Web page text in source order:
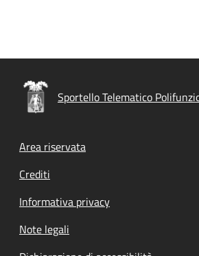
Sportello Telematico
Footer menu
Area riservata
Crediti
Informativa privacy
Note legali